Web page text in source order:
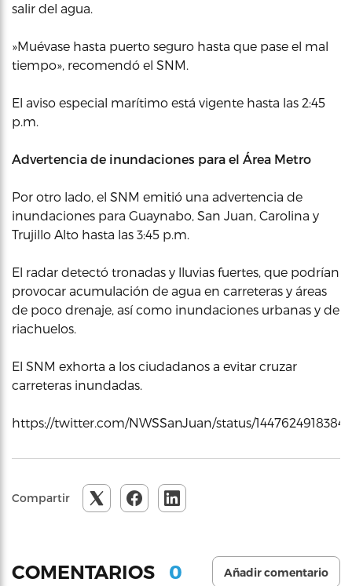
salir del agua.
»Muévase hasta puerto seguro hasta que pase el mal
tiempo», recomendó el SNM.
El aviso especial marítimo está vigente hasta las 2:45
p.m.
Advertencia de inundaciones para el Área Metro
Por otro lado, el SNM emitió una advertencia de
inundaciones para Guaynabo, San Juan, Carolina y
Trujillo Alto hasta las 3:45 p.m.
El radar detectó tronadas y lluvias fuertes, que podrían
provocar acumulación de agua en carreteras y áreas
de poco drenaje, así como inundaciones urbanas y de
riachuelos.
El SNM exhorta a los ciudadanos a evitar cruzar
carreteras inundadas.
https://twitter.com/NWSSanJuan/status/
Compartir
COMENTARIOS 0 Añadir comentario